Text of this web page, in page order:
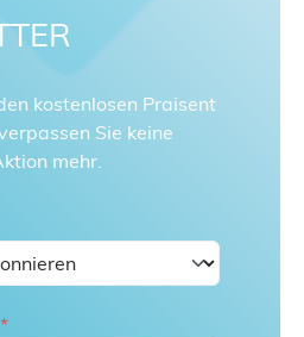
kostenlosen Praisent
Sie keine
mehr.
*